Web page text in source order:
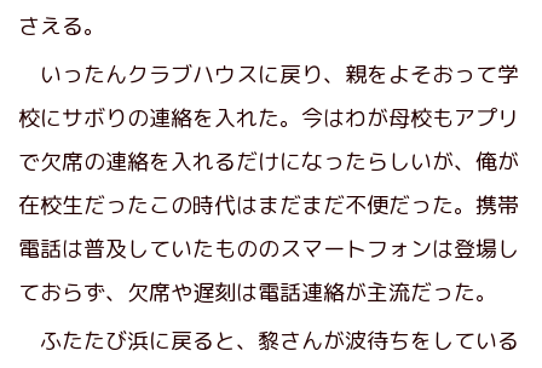
さえる。
いったんクラブハウスに戻り、親をよそおって学
校にサボりの連絡を入れた。今はわが母校もアプリ
で欠席の連絡を入れるだけになったらしいが、俺が
在校生だったこの時代はまだまだ不便だった。携帯
電話は普及していたもののスマートフォンは登場し
ておらず、欠席や遅刻は電話連絡が主流だった。
ふたたび浜に戻ると、黎さんが波待ちをしている